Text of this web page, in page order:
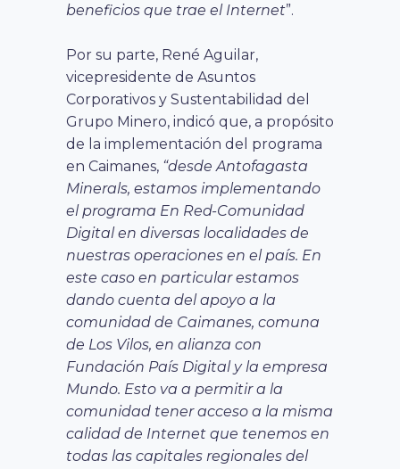
beneficios que trae el Internet”.
Por su parte, René Aguilar,
vicepresidente de Asuntos
Corporativos y Sustentabilidad del
Grupo Minero, indicó que, a propósito
de la implementación del programa
en Caimanes, “desde Antofagasta
Minerals, estamos implementando
el programa En Red-Comunidad
Digital en diversas localidades de
nuestras operaciones en el país. En
este caso en particular estamos
dando cuenta del apoyo a la
comunidad de Caimanes, comuna
de Los Vilos, en alianza con
Fundación País Digital y la empresa
Mundo. Esto va a permitir a la
comunidad tener acceso a la misma
calidad de Internet que tenemos en
todas las capitales regionales del